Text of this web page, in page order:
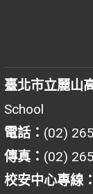
臺北市立麗山
School
電話： (02)
傳真： (02)
校安中心專線：